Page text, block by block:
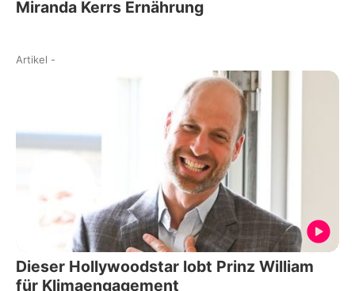
Miranda Kerrs Ernährung
Artikel -
Dieser Hollywoodstar lobt Prinz William
für Klimaengagement